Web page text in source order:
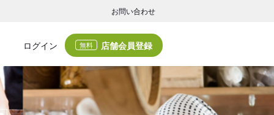
お問い合わせ
ログイン 無料 店舗会員登録